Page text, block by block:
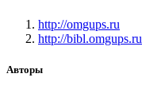
http://omgups.ru
http://bibl.omgups.ru
Авторы